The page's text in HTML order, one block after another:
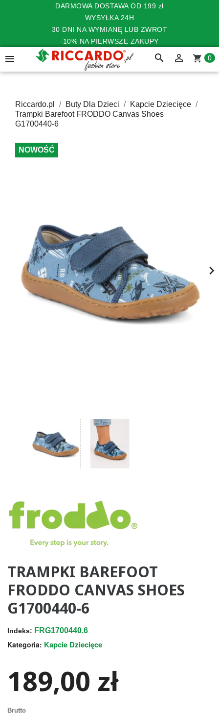
DARMOWA DOSTAWA OD 199 zł
WYSYŁKA 24H
30 DNI NA WYMIANĘ LUB ZWROT
-10% NA PIERWSZE ZAKUPY
 search  shopping_cart 0
Riccardo.pl Buty Dla Dzieci
Kapcie Dziecięce
Trampki Barefoot FRODDO Canvas Shoes
G1700440-6
NOWOŚĆ

TRAMPKI BAREFOOT
FRODDO CANVAS SHOES
G1700440-6
Indeks: FRG1700440.6
Kategoria: Kapcie Dziecięce
189,00 zł
Brutto